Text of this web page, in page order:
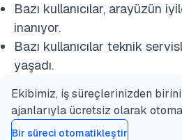
Bazı kullanıcılar, arayüzün
inanıyor.
Bazı kullanıcılar teknik
yaşadı.
Ekibimiz, iş süreçlerinizden
ajanlarıyla ücretsiz olarak
Bir süreci otomatikleştir